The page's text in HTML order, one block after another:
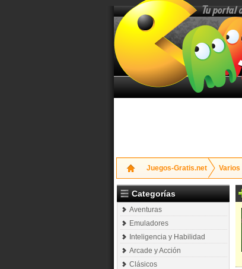
Tu portal
Juegos-Gratis.net Varios
Categorías
Aventuras
Emuladores
Inteligencia y Habilidad
Arcade y Acción
Clásicos